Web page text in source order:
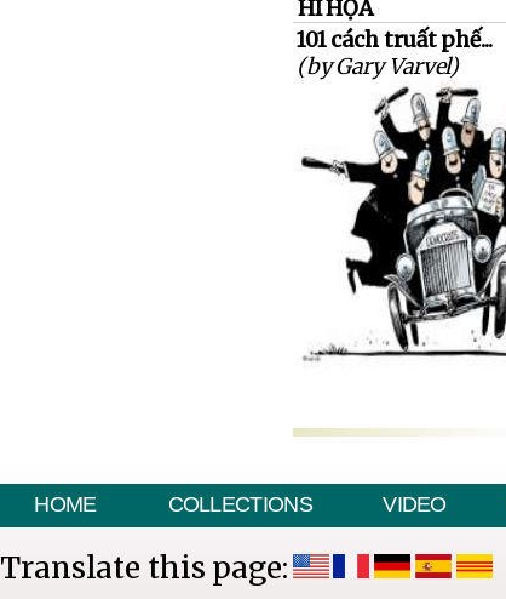
HÍ HỌA
101 cách truất phế...
(by Gary Varvel)
HOME COLLECTIONS VIDEO
Translate this page: